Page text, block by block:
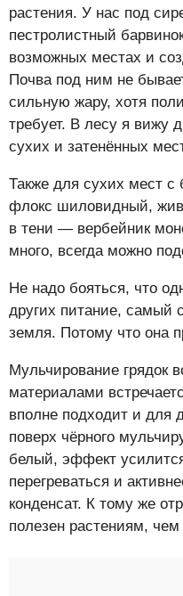
растения. У нас под
пестролистный
возможных местах и
Почва под ним не
сильную жару, хотя
требует. В лесу я вижу
сухих и затенённых
Также для сухих мест с
флокс шиловидный,
в тени — вербейник
много, всегда можно
Не надо бояться, что
других питание, самый
земля. Потому что она
Мульчирование грядок
материалами
вполне подходит и для
поверх чёрного
белый, эффект
перегреваться и
конденсат. К тому же
полезен растениям,